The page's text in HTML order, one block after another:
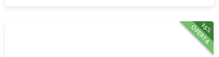
15%
OFERTA